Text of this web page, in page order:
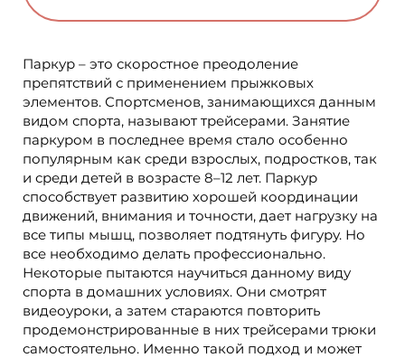
Паркур – это скоростное преодоление
препятствий с применением прыжковых
элементов. Спортсменов, занимающихся данным
видом спорта, называют трейсерами. Занятие
паркуром в последнее время стало особенно
популярным как среди взрослых, подростков, так
и среди детей в возрасте 8–12 лет. Паркур
способствует развитию хорошей координации
движений, внимания и точности, дает нагрузку на
все типы мышц, позволяет подтянуть фигуру. Но
все необходимо делать профессионально.
Некоторые пытаются научиться данному виду
спорта в домашних условиях. Они смотрят
видеоуроки, а затем стараются повторить
продемонстрированные в них трейсерами трюки
самостоятельно. Именно такой подход и может